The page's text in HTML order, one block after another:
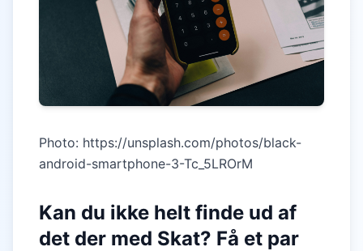
Photo: https://unsplash.com/photos/black-
android-smartphone-3-Tc_5LROrM
Kan du ikke helt finde ud af
det der med Skat? Få et par